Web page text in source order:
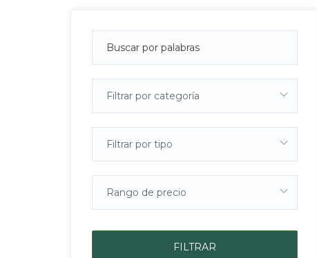
Filtrar por categoría
Filtrar por tipo
Rango de precio
FILTRAR